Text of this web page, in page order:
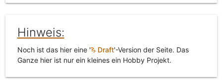
Hinweis:
Noch ist das hier eine ' Draft'-Version der Seite. Das
Ganze hier ist nur ein kleines ein Hobby Projekt.